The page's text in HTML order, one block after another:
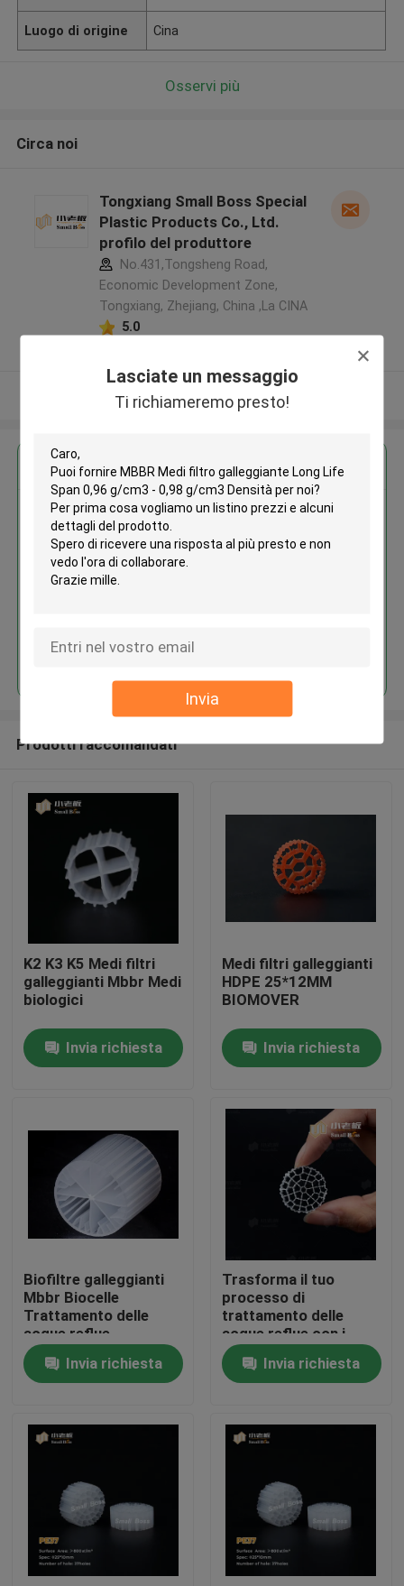
Lasciate un messaggio
Ti richiameremo presto!
Invia
Casa
Circa noi
Giro della fabbrica
Controllo di qualità
Contattici
Medi filtranti MBBR
Bio- media di MBBR
Luogo di origine Cina
Osservi più
Circa noi
Tongxiang Small Boss Special
Plastic Products Co., Ltd.
profilo del produttore
No.431,Tongsheng Road,
Economic Development Zone,
Tongxiang, Zhejiang, China ,La CINA
5.0
Osservi più
Ottieni il miglior prezzo per
MBBR Medi filtro galleggiante
Long Life Span 0,96 g/cm3 -
0,98 g/cm3 Densità
Continua
Prodotti raccomandati
K2 K3 K5 Medi filtri
galleggianti Mbbr Medi
biologici
Invia richiesta
Medi filtri galleggianti
HDPE 25*12MM
BIOMOVER
Invia richiesta
Biofiltre galleggianti
Mbbr Biocelle
Trattamento delle
acque reflue
Invia richiesta
Trasforma il tuo
processo di
trattamento delle
acque reflue con i
media filtranti
flottanti: i media
biofiltri MBBR più
Invia richiesta